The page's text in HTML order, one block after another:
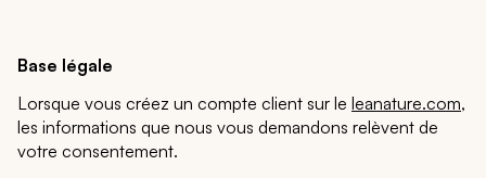
Base légale
Lorsque vous créez un compte client sur le leanature.com,
les informations que nous vous demandons relèvent de
votre consentement.